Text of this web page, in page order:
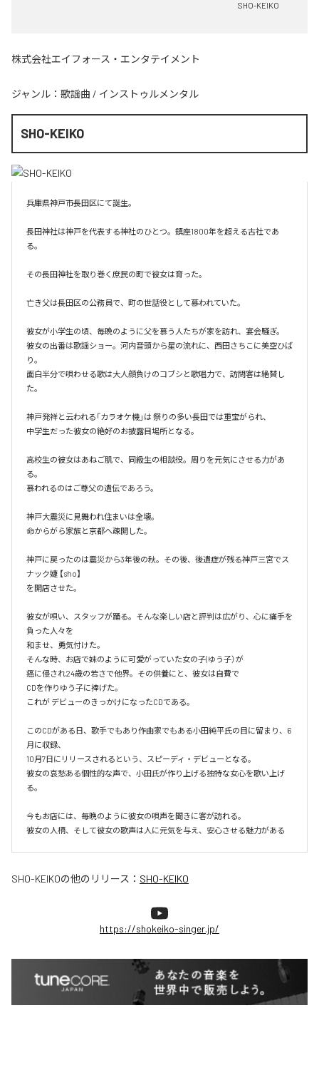
SHO-KEIKO
株式会社エイフォース・エンタテイメント
ジャンル： 歌謡曲 / インストゥルメンタル
SHO-KEIKO
兵庫県神戸市長田区にて誕生。
長田神社は神戸を代表する神社のひとつ。鎮座1800年を超える古社であ
る。
その長田神社を取り巻く庶民の町で彼女は育った。
亡き父は長田区の公務員で、町の世話役として慕われていた。
彼女が小学生の頃、毎晩のように父を慕う人たちが家を訪れ、宴会騒ぎ。
彼女の出番は歌謡ショー。河内音頭から星の流れに、西田さちこに美空ひば
り。
面白半分で唄わせる歌は大人顔負けのコブシと歌唱力で、訪問客は絶賛し
た。
神戸発祥と云われる「カラオケ機｣は 祭りの多い長田では重宝がられ、
中学生だった彼女の絶好のお披露目場所となる。
高校生の彼女はあねご肌で、同級生の相談役。周りを元気にさせる力があ
る。
慕われるのはご尊父の遺伝であろう。
神戸大震災に見舞われ住まいは全壊。
命からがら家族と京都へ疎開した。
神戸に戻ったのは震災から3年後の秋。その後、後遺症が残る神戸三宮でス
ナック婕 【sho】
を開店させた。
彼女が唄い、スタッフが踊る。そんな楽しい店と評判は広がり、心に痛手を
負った人々を
和ませ、勇気付けた。
そんな時、お店で妹のように可愛がっていた女の子(ゆう子）が
癌に侵され24歳の若さで他界。その供養にと、彼女は自費で
CDを作りゆう子に捧げた。
これが デビューのきっかけになったCDである。
このCDがある日、歌手でもあり作曲家でもある小田純平氏の目に留まり、6
月に収録、
10月7日にリリースされるという、スピーディ・デビューとなる。
彼女の哀愁ある個性的な声で、小田氏が作り上げる独特な女心を歌い上げ
る。
今もお店には、毎晩のように彼女の唄声を聞きに客が訪れる。
彼女の人柄、そして彼女の歌声は人に元気を与え、安心させる魅力がある
SHO-KEIKOの他のリリース： SHO-KEIKO
https://shokeiko-singer.jp/